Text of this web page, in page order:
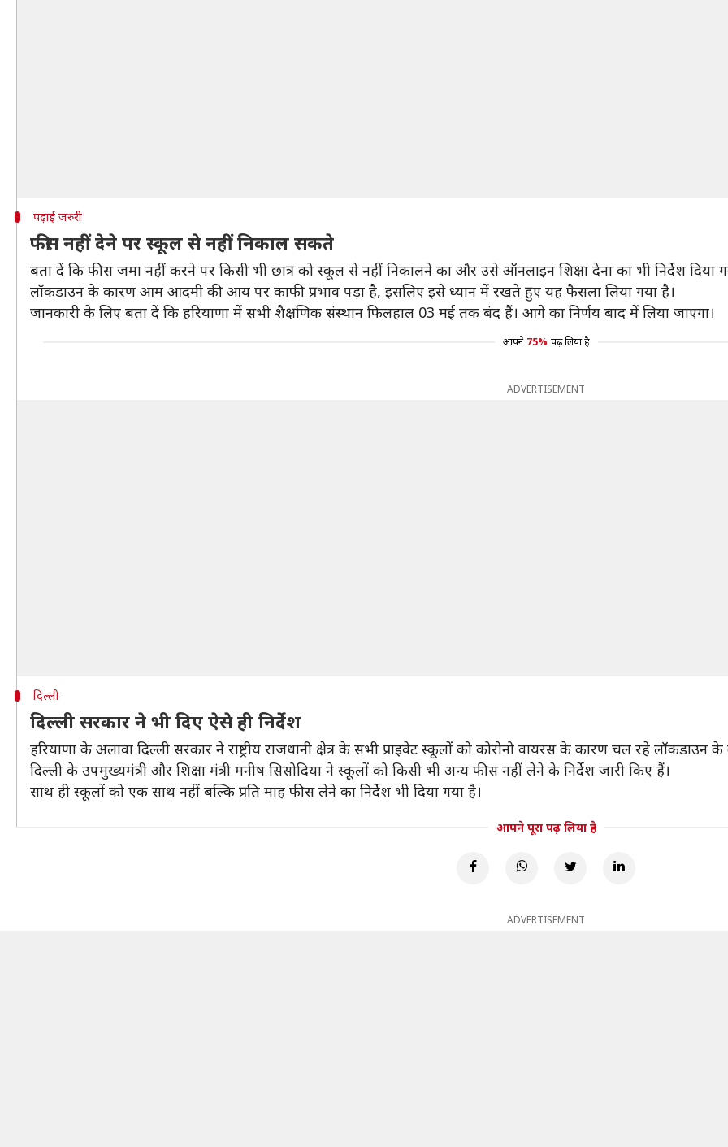
पढ़ाई जरुरी
फीस नहीं देने पर स्कूल से नहीं निकाल सकते
बता दें कि फीस जमा नहीं करने पर किसी भी छात्र को स्कूल से नहीं निकालने का और उसे ऑनलाइन शिक्षा देना का भी निर्देश दिया
लॉकडाउन के कारण आम आदमी की आय पर काफी प्रभाव पड़ा है, इसलिए इसे ध्यान में रखते हुए यह फैसला लिया गया है।
जानकारी के लिए बता दें कि हरियाणा में सभी शैक्षणिक संस्थान फिलहाल 03 मई तक बंद हैं। आगे का निर्णय बाद में लिया जाएगा।
आपने 75% पढ़ लिया है
ADVERTISEMENT
दिल्ली
दिल्ली सरकार ने भी दिए ऐसे ही निर्देश
हरियाणा के अलावा दिल्ली सरकार ने राष्ट्रीय राजधानी क्षेत्र के सभी प्राइवेट स्कूलों को कोरोनो वायरस के कारण चल रहे
दिल्ली के उपमुख्यमंत्री और शिक्षा मंत्री मनीष सिसोदिया ने स्कूलों को किसी भी अन्य फीस नहीं लेने के निर्देश जारी किए हैं।
साथ ही स्कूलों को एक साथ नहीं बल्कि प्रति माह फीस लेने का निर्देश भी दिया गया है।
आपने पूरा पढ़ लिया है
ADVERTISEMENT